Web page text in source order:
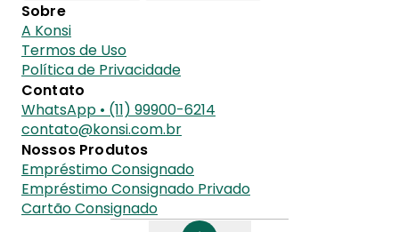
Sobre
A Konsi
Termos de Uso
Política de Privacidade
Contato
WhatsApp • (11) 99900-6214
contato@konsi.com.br
Nossos Produtos
Empréstimo Consignado
Empréstimo Consignado Privado
Cartão Consignado